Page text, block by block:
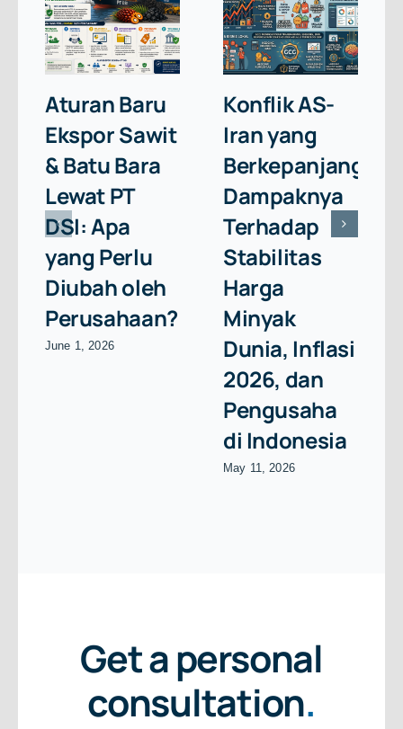
Aturan Baru
Ekspor Sawit
& Batu Bara
Lewat PT
DSI: Apa
yang Perlu
Diubah oleh
Perusahaan?
June 1, 2026
Konflik AS-
Iran yang
Berkepanjangan:
Dampaknya
Terhadap
Stabilitas
Harga
Minyak
Dunia, Inflasi
2026, dan
Pengusaha
di Indonesia
May 11, 2026
Get a personal
consultation.